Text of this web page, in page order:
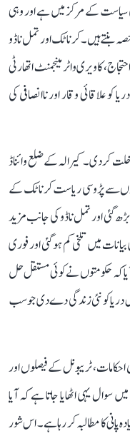
سیاست کے مرکز میں ہے اور وہی
حصہ بنتے ہیں۔ کرناٹک اور تمل ناڈو
کاویری واٹر مینجمنٹ اتھارٹی
علاقائی وقار اور ناانصافی کی
کر دی۔ کیرالہ کے ضلع وائناڈ
سے پڑوسی ریاست کرناٹک کے
گئی اور تمل ناڈو کی جانب مزید
میں تلخی کم ہو گئی اور فوری
کہ حکومتوں نے کوئی مستقل حل
دریا کو نئی زندگی دے دی جو سب
احکامات، ٹریبونل کے فیصلوں اور
سوال یہی اٹھایا جاتا ہے کہ آیا
پانی کا مطالبہ کر رہا ہے۔ اس شور